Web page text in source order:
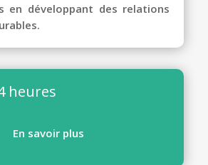
en développant des relations
heures
En savoir plus